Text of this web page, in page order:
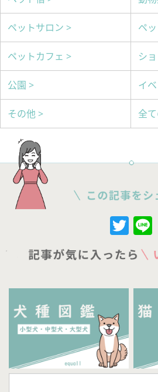
ペットサロン > ペ
ペットカフェ > シ
公園 > イ
その他 > 全